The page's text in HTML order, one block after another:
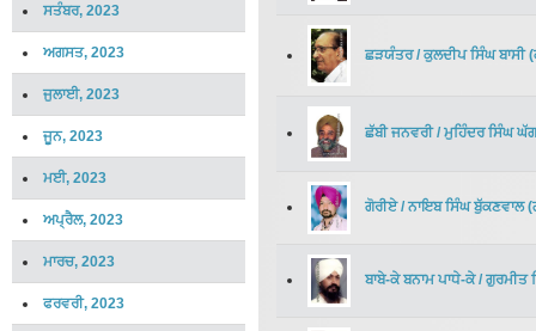
ਸਤੰਬਰ, 2023
ਅਗਸਤ, 2023
ਜੁਲਾਈ, 2023
ਜੂਨ, 2023
ਮਈ, 2023
ਅਪ੍ਰੈਲ, 2023
ਮਾਰਚ, 2023
ਫਰਵਰੀ, 2023
ਛੜਯੰਤਰ/ ਕੁਲਦੀਪ ਸਿੰਘ ਬਾਸੀ(
ਛੱਬੀ ਜਨਵਰੀ/ ਮੁਹਿੰਦਰ ਸਿੰਘ ਘੱਗ
ਗੋਰੀਏ/ਨਾਇਬ ਸਿੰਘ ਬੁੱਕਣਵਾਲ(
ਬਾਬੇ-ਕੇ ਬਨਾਮ ਪਾਧੇ-ਕੇ/ ਗੁਰਮੀਤ